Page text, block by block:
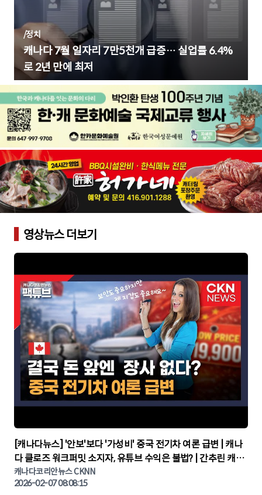
/정치
캐나다 7월 일자리 7만5천개 급증… 실업률 6.4%
로 2년 만에 최저
영상뉴스 더보기
▶
[캐나다뉴스] '안보'보다 '가성비' 중국 전기차 여론 급변 | 캐나
다 클로즈 워크퍼밋 소지자, 유튜브 수익은 불법? | 간추린 캐나
다뉴스 | CKNNEWS, 캐나다코리안뉴스
캐나다코리안뉴스 CKNN
2026-02-07 08:08:15